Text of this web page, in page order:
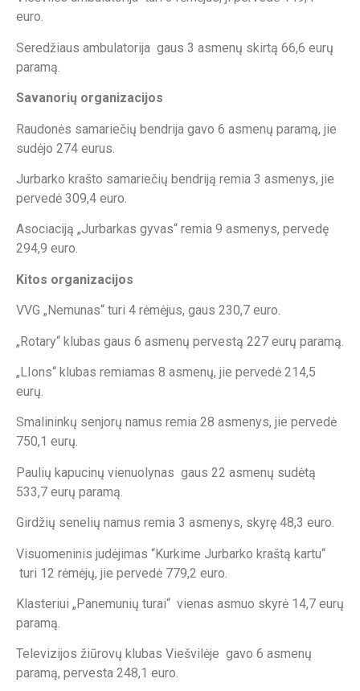
euro.
Seredžiaus ambulatorija gaus 3 asmenų skirtą 66,6 eurų
paramą.
Savanorių organizacijos
Raudonės samariečių bendrija gavo 6 asmenų paramą, jie
sudėjo 274 eurus.
Jurbarko krašto samariečių bendriją remia 3 asmenys, jie
pervedė 309,4 euro.
Asociaciją „Jurbarkas gyvas“ remia 9 asmenys, pervedę
294,9 euro.
Kitos organizacijos
VVG „Nemunas“ turi 4 rėmėjus, gaus 230,7 euro.
„Rotary“ klubas gaus 6 asmenų pervestą 227 eurų paramą.
„LIons“ klubas remiamas 8 asmenų, jie pervedė 214,5
eurų.
Smalininkų senjorų namus remia 28 asmenys, jie pervedė
750,1 eurų.
Paulių kapucinų vienuolynas gaus 22 asmenų sudėtą
533,7 eurų paramą.
Girdžių senelių namus remia 3 asmenys, skyrę 48,3 euro.
Visuomeninis judėjimas “Kurkime Jurbarko kraštą kartu“
turi 12 rėmėjų, jie pervedė 779,2 euro.
Klasteriui „Panemunių turai“ vienas asmuo skyrė 14,7 eurų
paramą.
Televizijos žiūrovų klubas Viešvilėje gavo 6 asmenų
paramą, pervesta 248,1 euro.